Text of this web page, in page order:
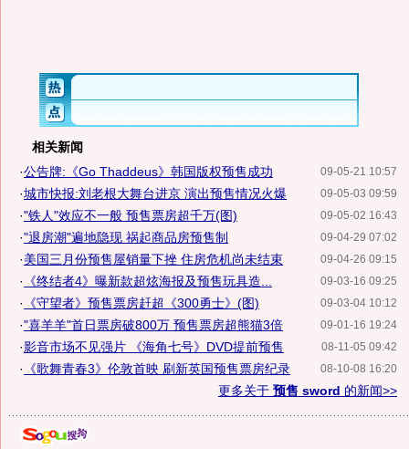
相关新闻
09-05-21 10:57
·公告牌:《Go Thaddeus》韩国版权预售成功
09-05-03 09:59
·城市快报:刘老根大舞台进京 演出预售情况火爆
09-05-02 16:43
·"铁人"效应不一般 预售票房超千万(图)
09-04-29 07:02
·"退房潮"遍地隐现 祸起商品房预售制
09-04-26 09:15
·美国三月份预售屋销量下挫 住房危机尚未结束
09-03-16 09:25
· 《终结者4》曝新款超炫海报及预售玩具造...
09-03-04 10:12
· 《守望者》预售票房赶超《300勇士》(图)
09-01-16 19:24
·"喜羊羊"首日票房破800万 预售票房超熊猫3倍
08-11-05 09:42
·影音市场不见强片 《海角七号》DVD提前预售
08-10-08 16:20
·
《歌舞青春3》伦敦首映 刷新英国预售票房纪录
更多关于 预售 sword 的新闻>>